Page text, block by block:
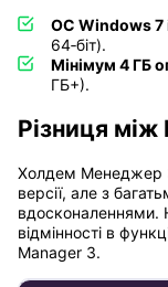
ОС Windows 7
64‑біт).
Мінімум 4 ГБ
ГБ+).
Різниця між
Холдем Менеджер
версії, але з
вдосконаленнями.
відмінності в
Manager 3.